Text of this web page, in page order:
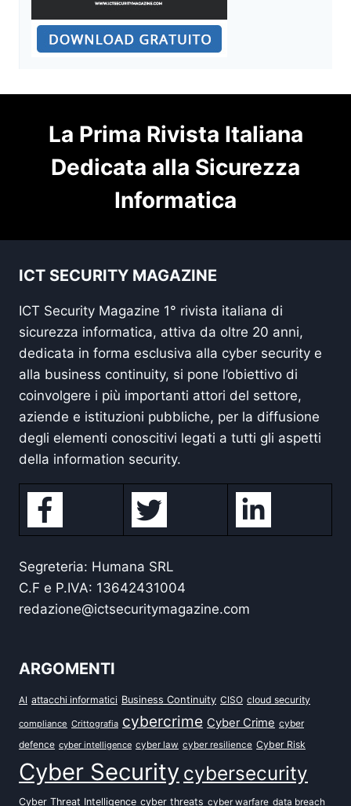
La Prima Rivista Italiana
Dedicata alla Sicurezza
Informatica
ICT SECURITY MAGAZINE
ICT Security Magazine 1° rivista italiana di
sicurezza informatica, attiva da oltre 20 anni,
dedicata in forma esclusiva alla cyber security e
alla business continuity, si pone l’obiettivo di
coinvolgere i più importanti attori del settore,
aziende e istituzioni pubbliche, per la diffusione
degli elementi conoscitivi legati a tutti gli aspetti
della information security.
Segreteria: Humana SRL
C.F e P.IVA: 13642431004
redazione@ictsecuritymagazine.com
ARGOMENTI
AI attacchi informatici Business Continuity CISO cloud security
compliance Crittografia cybercrime Cyber Crime cyber
defence cyber intelligence cyber law cyber resilience Cyber Risk
Cyber Security cybersecurity
Cyber Threat Intelligence cyber threats cyber warfare data breach